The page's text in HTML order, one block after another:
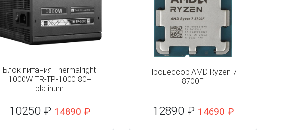
Блок питания Thermalright
1000W TR-TP-1000 80+
platinum
10250 ₽14890 ₽
Процессор AMD Ryzen 7
8700F
12890 ₽14690 ₽